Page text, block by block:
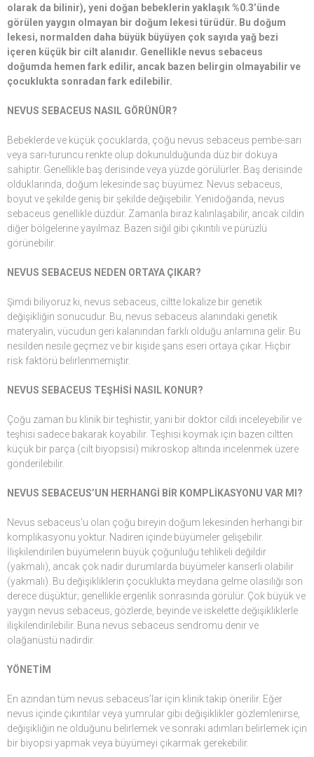
olarak da bilinir), yeni doğan bebeklerin yaklaşık %0.3’ünde
görülen yaygın olmayan bir doğum lekesi türüdür. Bu doğum
lekesi, normalden daha büyük büyüyen çok sayıda yağ bezi
içeren küçük bir cilt alanıdır. Genellikle nevus sebaceus
doğumda hemen fark edilir, ancak bazen belirgin olmayabilir ve
çocuklukta sonradan fark edilebilir.
NEVUS SEBACEUS NASIL GÖRÜNÜR?
Bebeklerde ve küçük çocuklarda, çoğu nevus sebaceus pembe-sarı
veya sarı-turuncu renkte olup dokunulduğunda düz bir dokuya
sahiptir. Genellikle baş derisinde veya yüzde görülürler. Baş derisinde
olduklarında, doğum lekesinde saç büyümez. Nevus sebaceus,
boyut ve şekilde geniş bir şekilde değişebilir. Yenidoğanda, nevus
sebaceus genellikle düzdür. Zamanla biraz kalınlaşabilir, ancak cildin
diğer bölgelerine yayılmaz. Bazen siğil gibi çıkıntılı ve pürüzlü
görünebilir.
NEVUS SEBACEUS NEDEN ORTAYA ÇIKAR?
Şimdi biliyoruz ki, nevus sebaceus, ciltte lokalize bir genetik
değişikliğin sonucudur. Bu, nevus sebaceus alanındaki genetik
materyalin, vücudun geri kalanından farklı olduğu anlamına gelir. Bu
nesilden nesile geçmez ve bir kişide şans eseri ortaya çıkar. Hiçbir
risk faktörü belirlenmemiştir.
NEVUS SEBACEUS TEŞHİSİ NASIL KONUR?
Çoğu zaman bu klinik bir teşhistir, yani bir doktor cildi inceleyebilir ve
teşhisi sadece bakarak koyabilir. Teşhisi koymak için bazen ciltten
küçük bir parça (cilt biyopsisi) mikroskop altında incelenmek üzere
gönderilebilir.
NEVUS SEBACEUS’UN HERHANGİ BİR KOMPLİKASYONU VAR MI?
Nevus sebaceus’u olan çoğu bireyin doğum lekesinden herhangi bir
komplikasyonu yoktur. Nadiren içinde büyümeler gelişebilir.
İlişkilendirilen büyümelerin büyük çoğunluğu tehlikeli değildir
(yakmalı), ancak çok nadir durumlarda büyümeler kanserli olabilir
(yakmalı). Bu değişikliklerin çocuklukta meydana gelme olasılığı son
derece düşüktür; genellikle ergenlik sonrasında görülür. Çok büyük ve
yaygın nevus sebaceus, gözlerde, beyinde ve iskelette değişikliklerle
ilişkilendirilebilir. Buna nevus sebaceus sendromu denir ve
olağanüstü nadirdir.
YÖNETİM
En azından tüm nevus sebaceus’lar için klinik takip önerilir. Eğer
nevus içinde çıkıntılar veya yumrular gibi değişiklikler gözlemlenirse,
değişikliğin ne olduğunu belirlemek ve sonraki adımları belirlemek için
bir biyopsi yapmak veya büyümeyi çıkarmak gerekebilir.